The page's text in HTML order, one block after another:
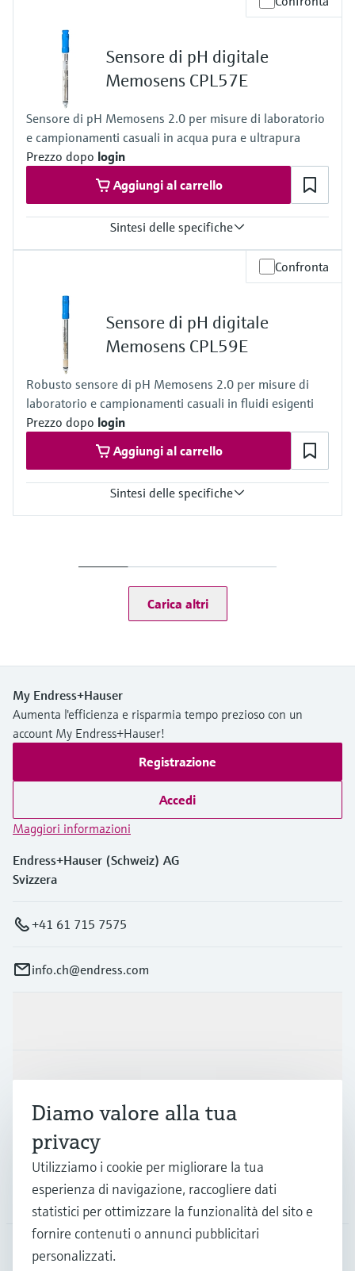
Temperatura di processo
Da -5 a 100 °C (da 23 a 212 °F) da 0 a 80 °C (da 32 a 176 °F)
campo di applicazione
Pressione di processo
1 bar, non destinato alla misura continua nel processo
Sensore di pH digitale
Memosens CPL57E
Sensore di pH Memosens 2.0 per misure di laboratorio
e campionamenti casuali in acqua pura e ultrapura
Prezzo dopo login
Aggiungi al carrello
Sintesi delle specifiche
Temperatura di processo
Da -5 a 100 °C (da 23 a 212 °F) da 0 a 80 °C (da 32 a 176 °F)
campo di applicazione
Pressione di processo
1 bar, non destinato alla misura continua nel processo
Confronta
Sensore di pH digitale
Memosens CPL59E
Robusto sensore di pH Memosens 2.0 per misure di
laboratorio e campionamenti casuali in fluidi esigenti
Prezzo dopo login
Aggiungi al carrello
Sintesi delle specifiche
campo di applicazione)
1 bar, non destinato alla misura continua nel processo
Carica altri
My Endress+Hauser
Aumenta l'efficienza e risparmia tempo prezioso con un
account My Endress+Hauser!
Registrazione
Accedi
Maggiori informazioni
Endress+Hauser (Schweiz) AG
Svizzera
+41 61 715 7575
info.ch@endress.com
Industrie
Supporta
La società
Diamo valore alla tua
privacy
Utilizziamo i cookie per migliorare la tua
esperienza di navigazione, raccogliere dati
statistici per ottimizzare la funzionalità del sito e
fornire contenuti o annunci pubblicitari
personalizzati.